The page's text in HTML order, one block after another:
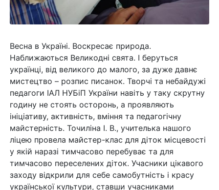
Весна в Україні. Воскресає природа.
Наближаються Великодні свята. І беруться
українці, від великого до малого, за дуже давнє
мистецтво – розпис писанок. Творчі та небайдужі
педагоги ІАЛ НУБіП України навіть у таку скрутну
годину не стоять осторонь, а проявляють
ініціативу, активність, вміння та педагогічну
майстерність. Точиліна І. В., учителька нашого
ліцею провела майстер-клас для діток місцевості
у якій наразі тимчасово перебуває та для
тимчасово переселених діток. Учасники цікавого
заходу відкрили для себе самобутність і красу
української культури, ставши учасниками